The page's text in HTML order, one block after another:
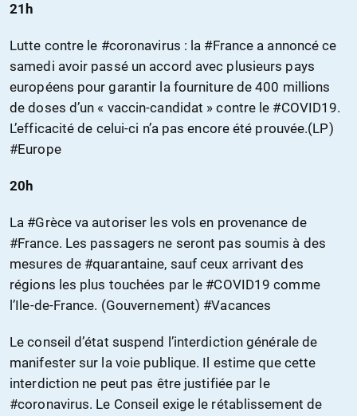
21h
Lutte contre le #coronavirus : la #France a annoncé ce
samedi avoir passé un accord avec plusieurs pays
européens pour garantir la fourniture de 400 millions
de doses d’un « vaccin-candidat » contre le #COVID19.
L’efficacité de celui-ci n’a pas encore été prouvée.(LP)
#Europe
20h
La #Grèce va autoriser les vols en provenance de
#France. Les passagers ne seront pas soumis à des
mesures de #quarantaine, sauf ceux arrivant des
régions les plus touchées par le #COVID19 comme
l’Ile-de-France. (Gouvernement) #Vacances
Le conseil d’état suspend l’interdiction générale de
manifester sur la voie publique. Il estime que cette
interdiction ne peut pas être justifiée par le
#coronavirus. Le Conseil exige le rétablissement de